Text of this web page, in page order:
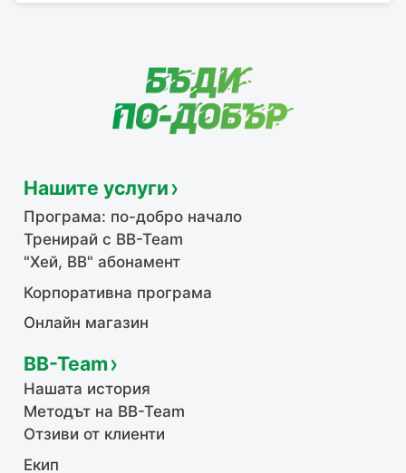
Нашите услуги
Програма: по-добро начало
Тренирай с BB-Team
"Хей, ВВ" абонамент
Корпоративна програма
Онлайн магазин
BB-Team
Нашата история
Методът на BB-Team
Отзиви от клиенти
Екип